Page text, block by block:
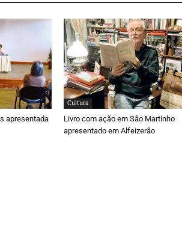
apresentada
Cultura
Livro com ação em São Martinho
apresentado em Alfeizerão